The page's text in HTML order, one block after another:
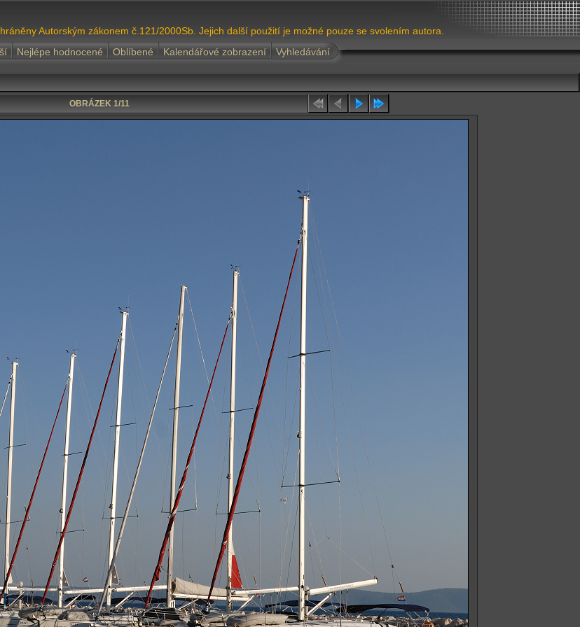
Autorským zákonem č.121/2000Sb. Jejich další použití je možné pouze se svolením autora.
Nejlépe hodnocené Oblíbené Kalendářové zobrazení Vyhledávání
OBRÁZEK 1/11